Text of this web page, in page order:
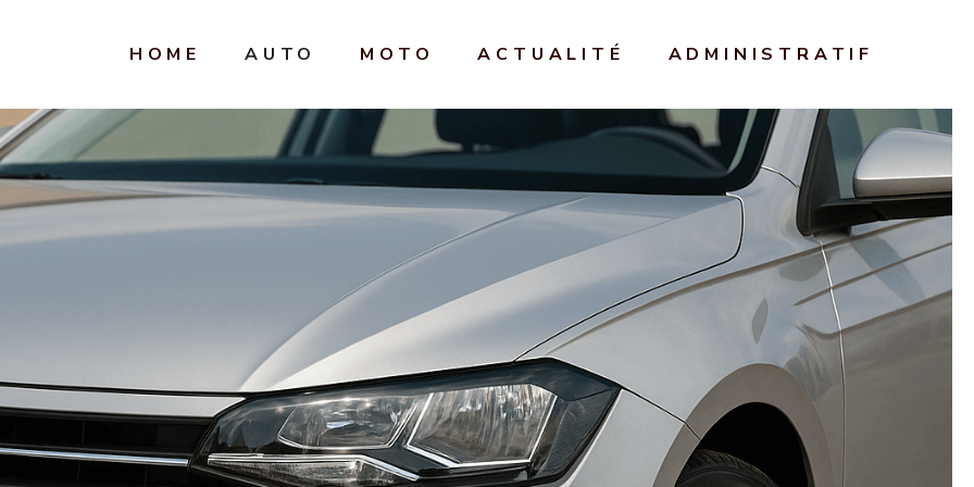
HOME AUTO MOTO ACTUALITÉ ADMINISTRATIF